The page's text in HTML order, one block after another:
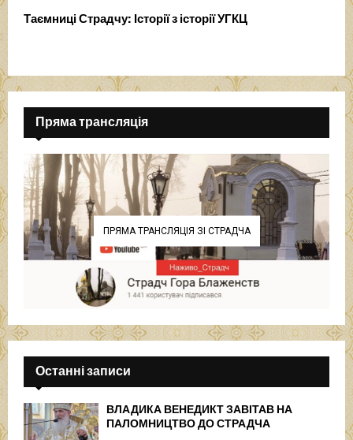
Таємниці Страдчу: Історії з історії УГКЦ
Пряма трансляція
ПРЯМА ТРАНСЛЯЦІЯ ЗІ СТРАДЧА
Останні записи
ВЛАДИКА ВЕНЕДИКТ ЗАВІТАВ НА
ПАЛОМНИЦТВО ДО СТРАДЧА